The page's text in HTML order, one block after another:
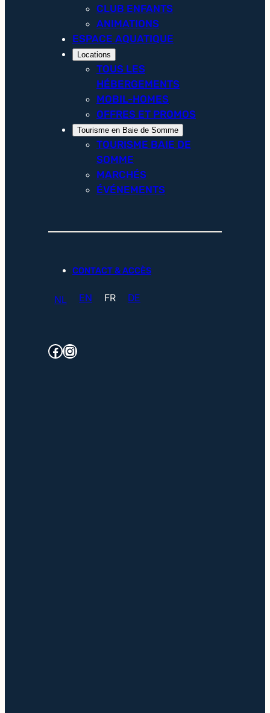
CLUB ENFANTS
ANIMATIONS
ESPACE AQUATIQUE
Locations
TOUS LES
HÉBERGEMENTS
MOBIL-HOMES
OFFRES ET PROMOS
Tourisme en Baie de Somme
TOURISME BAIE DE
SOMME
MARCHÉS
ÉVÉNEMENTS
CONTACT & ACCÈS
NL EN FR DE
Facebook Instagram